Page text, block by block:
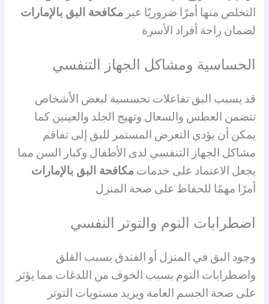
التخلص منها أمرًا ضروريًا عبرمكافحة البق بالإمارات
لضمان راحة أفراد الأسرة
الحساسية ومشاكل الجهاز التنفسي
قد يسبب البق تفاعلات تحسسية لبعض الأشخاص
تتضمن العطس والسعال وتهيج الجلد والعينين كما
يمكن أن يؤدي التعرض المستمر للبق إلى تفاقم
مشاكل الجهاز التنفسي لدى الأطفال وكبار السن مما
يجعل الاعتماد على خدماتمكافحة البق بالإمارات
أمرًا مهمًا للحفاظ على صحة المنزل
اضطرابات النوم والتوتر النفسي
وجود البق في المنزل أو الفندق يسبب القلق
واضطرابات النوم بسبب الخوف من اللدغات مما يؤثر
على صحة الجسم العامة ويزيد مستويات التوتر